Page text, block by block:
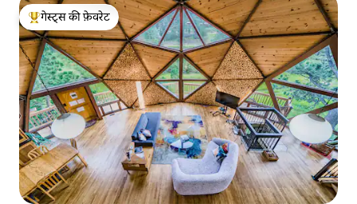
गेस्ट्स का टॉप फ़ेवरेट
गेस्ट्स की फ़ेवरेट